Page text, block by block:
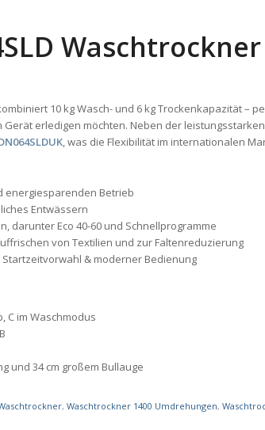
Waschtrockner
10 kg Wasch- und 6 kg Trockenkapazität –
Gerät erledigen möchten. Neben der
, was die Flexibilität im internationalen
energiesparenden Betrieb
Entwässern
darunter Eco 40-60 und Schnellprogramme
von Textilien und zur Faltenreduzierung
Startzeitvorwahl & moderner Bedienung
C im Waschmodus
und 34 cm großem Bullauge
,Waschtrockner 1400 Umdrehungen,